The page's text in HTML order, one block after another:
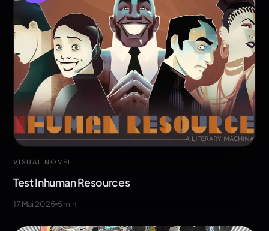
VISUAL NOVEL
Test Inhuman Resources
17 Mai 2025 5min